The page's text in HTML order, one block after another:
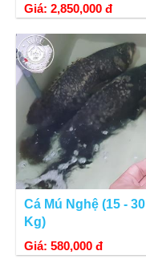
Giá: 2,850,000 đ
Cá Mú Nghệ (15 - 30
Kg)
Giá: 580,000 đ